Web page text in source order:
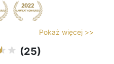
Pokaż więcej >>
(25)